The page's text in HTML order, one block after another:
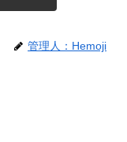
管理人：Hemoji